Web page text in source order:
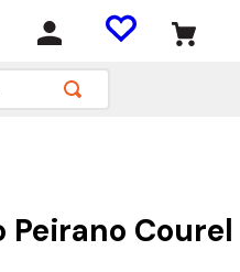
Peirano Courel